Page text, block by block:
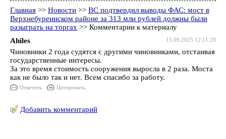
Главная >> Новости >> ВС подтвердил выводы ФАС: мост в
Верхнебуреинском районе за 313 млн рублей должны были
разыграть на торгах >> Комментарии к материалу
15.09.2025 12:11:28
Ahiles
Чиновники 2 года судятся с другими чиновниками, отстаивая
государственные интересы.
За это время стоимость сооружения выросла в 2 раза. Моста
как не было так и нет. Всем спасибо за работу.
Ответить Цитировать
Добавить комментарий